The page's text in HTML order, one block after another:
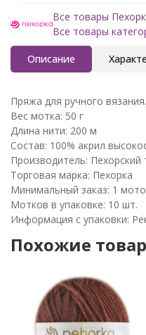
Все товары
Все товары
Описание
Пряжа для ручного
Вес мотка: 50 г
Длина нити: 200 м
Состав: 100% акрил
Производитель: Пехорский
Торговая марка: Пехорка
Минимальный заказ: 1
Мотков в упаковке: 10 шт.
Информация с упаковки:
Похожие